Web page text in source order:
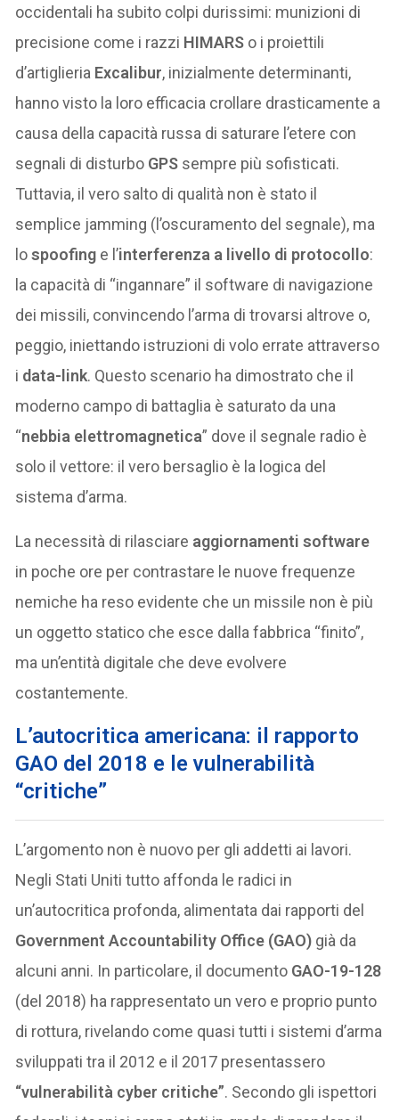
occidentali ha subito colpi durissimi: munizioni di
precisione come i razzi HIMARS o i proiettili
d’artiglieria Excalibur, inizialmente determinanti,
hanno visto la loro efficacia crollare drasticamente a
causa della capacità russa di saturare l’etere con
segnali di disturbo GPS sempre più sofisticati.
Tuttavia, il vero salto di qualità non è stato il
semplice jamming (l’oscuramento del segnale), ma
lospoofing e l’interferenza a livello di protocollo:
la capacità di “ingannare” il software di navigazione
dei missili, convincendo l’arma di trovarsi altrove o,
peggio, iniettando istruzioni di volo errate attraverso
i data-link. Questo scenario ha dimostrato che il
moderno campo di battaglia è saturato da una
“nebbia elettromagnetica” dove il segnale radio è
solo il vettore: il vero bersaglio è la logica del
sistema d’arma.
La necessità di rilasciare aggiornamenti software
in poche ore per contrastare le nuove frequenze
nemiche ha reso evidente che un missile non è più
un oggetto statico che esce dalla fabbrica “finito”,
ma un’entità digitale che deve evolvere
costantemente.
L’autocritica americana: il rapporto
GAO del 2018 e le vulnerabilità
“critiche”
L’argomento non è nuovo per gli addetti ai lavori.
Negli Stati Uniti tutto affonda le radici in
un’autocritica profonda, alimentata dai rapporti del
Government Accountability Office (GAO) già da
alcuni anni. In particolare, il documento GAO-19-128
(del 2018) ha rappresentato un vero e proprio punto
di rottura, rivelando come quasi tutti i sistemi d’arma
sviluppati tra il 2012 e il 2017 presentassero
“vulnerabilità cyber critiche”. Secondo gli ispettori